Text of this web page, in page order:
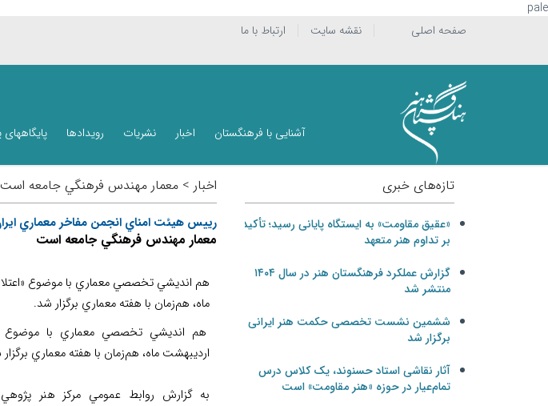
pale
ارتباط با ما نقشه سایت صفحه اصلی
آشنایی با فرهنگستان اخبار نشریات رویدادها
اخبار > معمار مهندس فرهنگي جامعه است
رييس هيئت امناي انجمن مفاخر معماري
معمار مهندس فرهنگي جامعه است
هم انديشي تخصصي معماري با موضوع
ماه، هم‌زمان با هفته معماري برگزار شد.
هم انديشي تخصصي معماري با موضوع
ارديبهشت ماه، هم‌زمان با هفته معماري
به گزارش روابط عمومي مركز هنر
تازه‌های خبری
«عقیق مقاومت» به ایستگاه پایانی رسید؛ تأکید
بر تداوم هنر متعهد
گزارش عملکرد فرهنگستان هنر در سال ۱۴۰۴
منتشر شد
ششمین نشست تخصصی حکمت هنر ایرانی
برگزار شد
آثار نقاشی استاد حسنوند، یک کلاس درس
تمام‌عیار در حوزه «هنر مقاومت» است